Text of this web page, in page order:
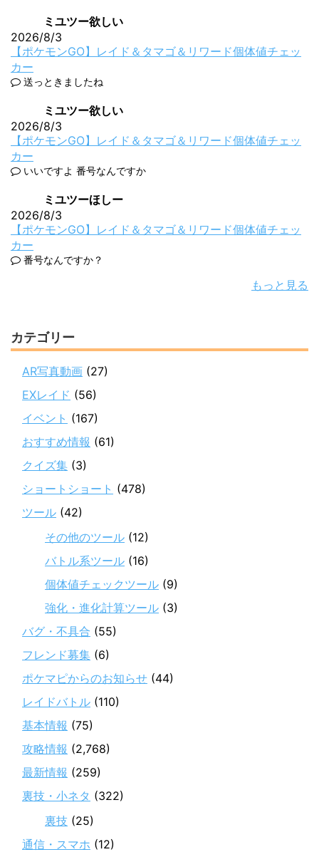
ミユツー欲しい
2026/8/3
【ポケモンGO】レイド＆タマゴ＆リワード個体値チェッ
カー
送っときましたね
ミユツー欲しい
2026/8/3
【ポケモンGO】レイド＆タマゴ＆リワード個体値チェッ
カー
いいですよ 番号なんですか
ミユツーほしー
2026/8/3
【ポケモンGO】レイド＆タマゴ＆リワード個体値チェッ
カー
番号なんですか？
もっと見る
カテゴリー
AR写真動画 (27)
EXレイド (56)
イベント (167)
おすすめ情報 (61)
クイズ集 (3)
ショートショート (478)
ツール (42)
その他のツール (12)
バトル系ツール (16)
個体値チェックツール (9)
強化・進化計算ツール (3)
バグ・不具合 (55)
フレンド募集 (6)
ポケマピからのお知らせ (44)
レイドバトル (110)
基本情報 (75)
攻略情報 (2,768)
最新情報 (259)
裏技・小ネタ (322)
裏技 (25)
通信・スマホ (12)